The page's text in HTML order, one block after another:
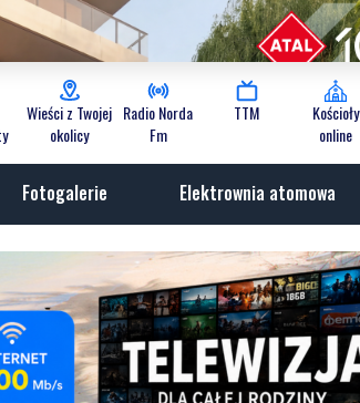
Wieści z Twojej
okolicy
Radio Norda
Fm
TTM
Kościoły
online
Fotogalerie Elektrownia atomowa